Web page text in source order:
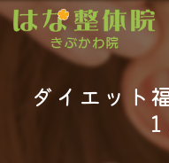
ダイエット